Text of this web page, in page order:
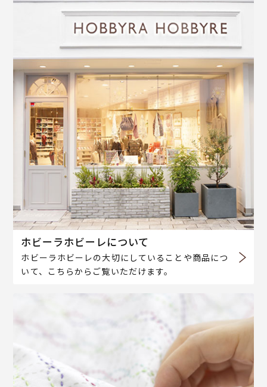
ホビーラホビーレについて
ホビーラホビーレの大切にしていることや商品につ
いて、こちらからご覧いただけます。